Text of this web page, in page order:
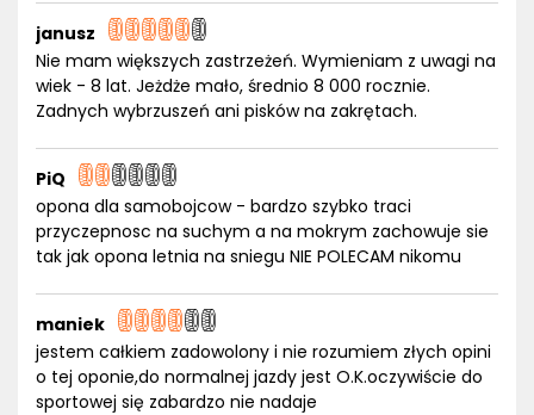
janusz
Nie mam większych zastrzeżeń. Wymieniam z uwagi na
wiek - 8 lat. Jeżdże mało, średnio 8 000 rocznie.
Zadnych wybrzuszeń ani pisków na zakrętach.
PiQ
opona dla samobojcow - bardzo szybko traci
przyczepnosc na suchym a na mokrym zachowuje sie
tak jak opona letnia na sniegu NIE POLECAM nikomu
maniek
jestem całkiem zadowolony i nie rozumiem złych opini
o tej oponie,do normalnej jazdy jest O.K.oczywiście do
sportowej się zabardzo nie nadaje